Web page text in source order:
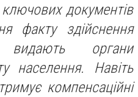
документів
факту здійснення
органи
населення. Навіть
компенсаційні